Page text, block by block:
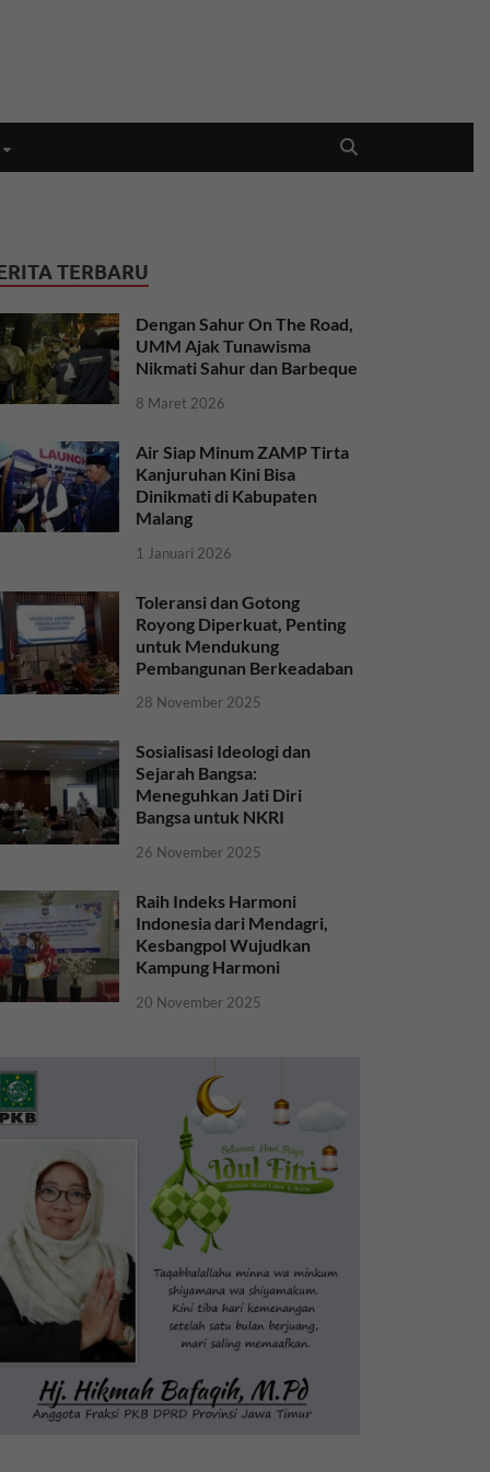
TERBARU
Dengan Sahur On The Road,
UMM Ajak Tunawisma
Nikmati Sahur dan Barbeque
8 Maret 2026
Air Siap Minum ZAMP Tirta
Kanjuruhan Kini Bisa
Dinikmati di Kabupaten
Malang
1 Januari 2026
Toleransi dan Gotong
Royong Diperkuat, Penting
untuk Mendukung
Pembangunan Berkeadaban
28 November 2025
Sosialisasi Ideologi dan
Sejarah Bangsa:
Meneguhkan Jati Diri
Bangsa untuk NKRI
26 November 2025
Raih Indeks Harmoni
Indonesia dari Mendagri,
Kesbangpol Wujudkan
Kampung Harmoni
20 November 2025